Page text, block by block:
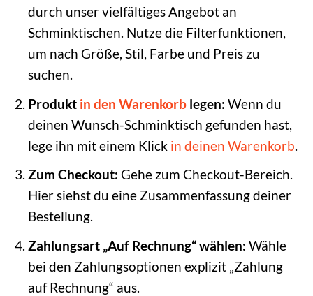
durch unser vielfältiges Angebot an
Schminktischen. Nutze die Filterfunktionen,
um nach Größe, Stil, Farbe und Preis zu
suchen.
Produkt in den Warenkorblegen: Wenn du
deinen Wunsch-Schminktisch gefunden hast,
lege ihn mit einem Klick in deinen Warenkorb.
Zum Checkout: Gehe zum Checkout-Bereich.
Hier siehst du eine Zusammenfassung deiner
Bestellung.
Zahlungsart „Auf Rechnung“ wählen: Wähle
bei den Zahlungsoptionen explizit „Zahlung
auf Rechnung“ aus.